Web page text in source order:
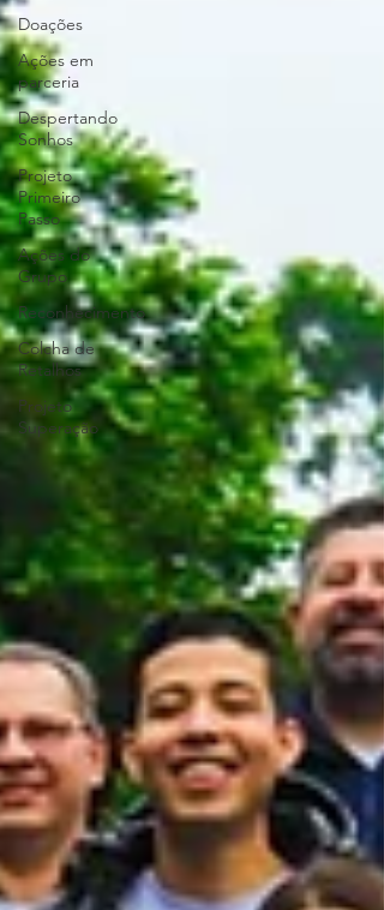
Doações
Ações em
parceria
Despertando
Sonhos
Projeto
Primeiro
Passo
Ações do
Grupo
Reconhecimento
Colcha de
Retalhos
Projeto
Superação